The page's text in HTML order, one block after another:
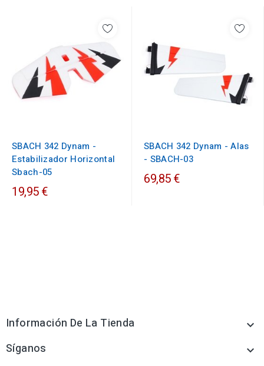
SBACH 342 Dynam -
Estabilizador Horizontal
Sbach-05
19,95 €
SBACH 342 Dynam - Alas
- SBACH-03
69,85 €
Información De La Tienda 
Síganos 